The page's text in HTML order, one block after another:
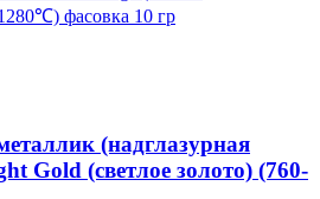
(надглазурная
Gold (светлое золото) (760-